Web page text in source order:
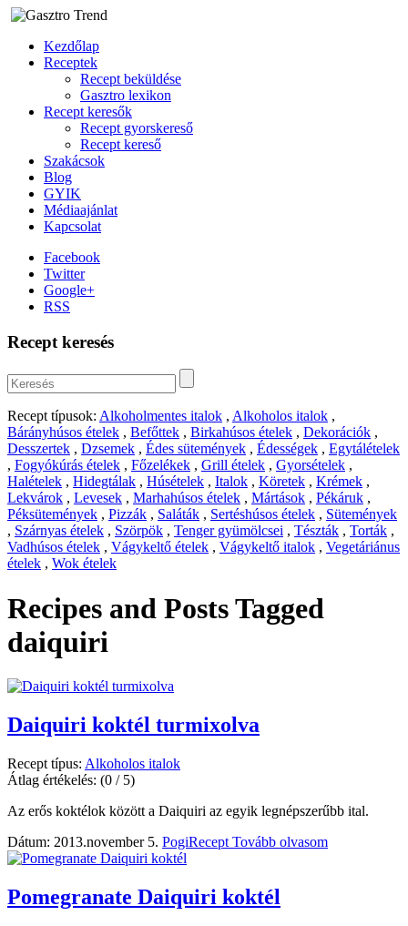
Kezdőlap
Receptek
Recept beküldése
Gasztro lexikon
Recept keresők
Recept gyorskereső
Recept kereső
Szakácsok
Blog
GYIK
Médiaajánlat
Kapcsolat
Facebook
Twitter
Google+
RSS
Recept keresés
Recept típusok: Alkoholmentes italok , Alkoholos italok ,
Bárányhúsos ételek , Befőttek , Birkahúsos ételek , Dekorációk ,
Desszertek , Dzsemek , Édes sütemények , Édességek , Egytálételek
, Fogyókúrás ételek , Főzelékek , Grill ételek , Gyorsételek ,
Halételek , Hidegtálak , Húsételek , Italok , Köretek , Krémek ,
Lekvárok , Levesek , Marhahúsos ételek , Mártások , Pékáruk ,
Péksütemények , Pizzák , Saláták , Sertéshúsos ételek , Sütemények
, Szárnyas ételek , Szörpök , Tenger gyümölcsei , Tészták , Torták ,
Vadhúsos ételek , Vágykeltő ételek , Vágykeltő italok , Vegetáriánus
ételek , Wok ételek
Recipes and Posts Tagged
daiquiri
Daiquiri koktél turmixolva
Recept típus: Alkoholos italok
Átlag értékelés: (0 / 5)
Az erős koktélok között a Daiquiri az egyik legnépszerűbb ital.
Dátum: 2013.november 5. PogiRecept Tovább olvasom
Pomegranate Daiquiri koktél